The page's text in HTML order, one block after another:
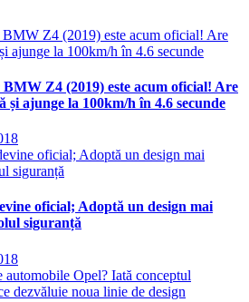
Z4 (2019) este acum oficial! Are
și ajunge la 100km/h în 4.6 secunde
oficial; Adoptă un design mai
siguranță